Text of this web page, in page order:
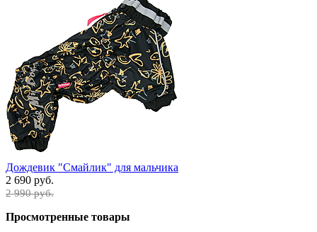
Дождевик "Смайлик" для мальчика
2 690 руб.
2 990 руб.
Просмотренные товары